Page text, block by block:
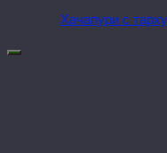
Хачапури с